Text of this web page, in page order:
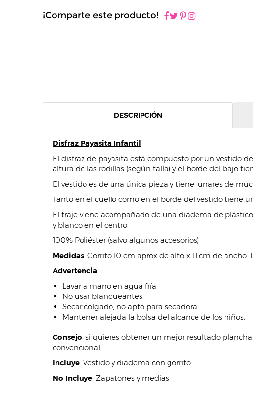
¡Comparte este producto!
DESCRIPCIÓN
Disfraz Payasita Infantil
El disfraz de payasita está compuesto por un vestido
altura de las rodillas (según talla) y el borde del bajo
El vestido es de una única pieza y tiene lunares de
Tanto en el cuello como en el borde del vestido tiene
El traje viene acompañado de una diadema de
y blanco en el centro.
100% Poliéster (salvo algunos accesorios)
Medidas: Gorrito 10 cm aprox de alto x 11 cm de ancho.
Advertencia:
Lavar a mano en agua fría.
No usar blanqueantes.
Secar colgado, no apto para secadora.
Mantener alejada la bolsa del alcance de los niños.
Consejo: si quieres obtener un mejor resultado
convencional.
Incluye: Vestido y diadema con gorrito
No Incluye: Zapatones y medias